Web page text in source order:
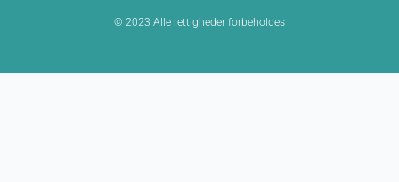
© 2023 Alle rettigheder forbeholdes